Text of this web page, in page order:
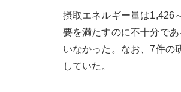
摂取エネルギー量は1,426
要を満たすのに不十分で
いなかった。なお、7件の
していた。